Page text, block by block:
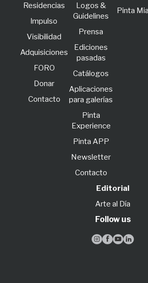
Residencias
lmpulso
Visibilidad
Adquisiciones
FORO
Donar
Contacto
Logos &
Guidelines
Prensa
Ediciones
pasadas
Catálogos
Aplicaciones
para galerías
Pinta
Experience
Pinta APP
Newsletter
Contacto
Pinta
Editorial
Arte al Día
Follow us
   